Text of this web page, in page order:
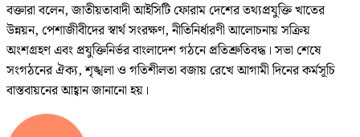
বক্তারা বলেন, জাতীয়তাবাদী আইসিটি ফোরাম দেশের তথ্যপ্রযুক্তি খাতের
উন্নয়ন, পেশাজীবীদের স্বার্থ সংরক্ষণ, নীতিনির্ধারণী আলোচনায় সক্রিয়
অংশগ্রহণ এবং প্রযুক্তিনির্ভর বাংলাদেশ গঠনে প্রতিশ্রুতিবদ্ধ। সভা শেষে
সংগঠনের ঐক্য, শৃঙ্খলা ও গতিশীলতা বজায় রেখে আগামী দিনের কর্মসূচি
বাস্তবায়নের আহ্বান জানানো হয়।